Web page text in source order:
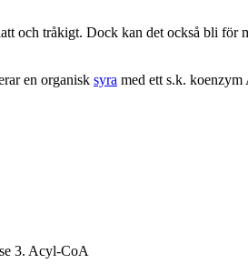
och tråkigt. Dock kan det också bli för
en organisk syra med ett s.k.
3. Acyl-CoA